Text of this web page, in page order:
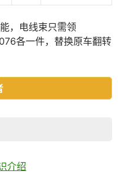
，电线束只需领
各一件，替换原车翻转
介绍